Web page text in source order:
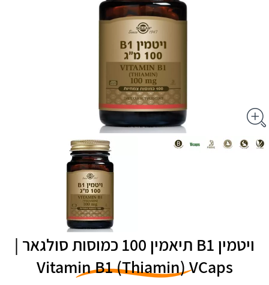
ויטמין B1 תיאמין 100 כמוסות סולגאר |
Vitamin B1 (Thiamin) VCaps